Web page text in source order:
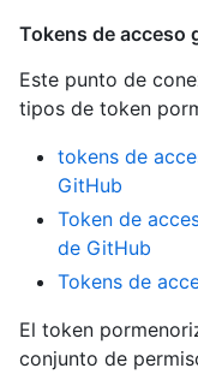
Tokens de acceso
Este punto de
tipos de token
tokens de
GitHub
Token de
de GitHub
Tokens de
El token
conjunto de